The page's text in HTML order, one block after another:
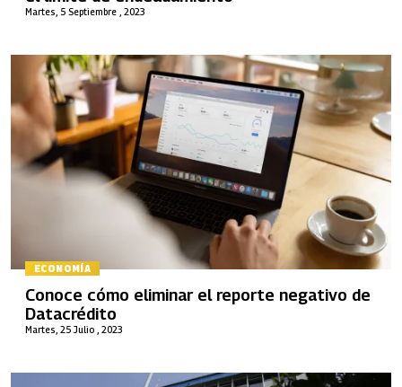
Martes, 5 Septiembre , 2023
ECONOMÍA
Martes, 25 Julio , 2023
Conoce cómo eliminar el reporte negativo de
Datacrédito